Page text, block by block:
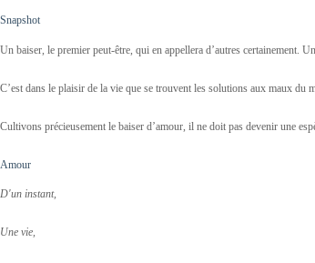
Snapshot
Un baiser, le premier peut-être, qui en appellera d’autres certainement.
C’est dans le plaisir de la vie que se trouvent les solutions aux maux du
Cultivons précieusement le baiser d’amour, il ne doit pas devenir une
Amour
D'un instant,
Une vie,